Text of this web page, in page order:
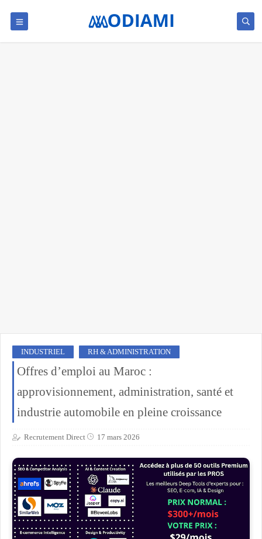
INDUSTRIEL RH & ADMINISTRATION
Offres d’emploi au Maroc :
approvisionnement, administration, santé et
industrie automobile en pleine croissance
Recrutement Direct 17 mars 2026